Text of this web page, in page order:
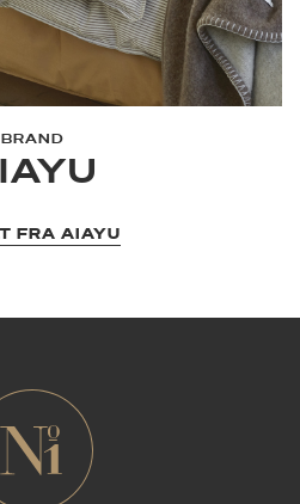
BRAND
FRA AIAYU